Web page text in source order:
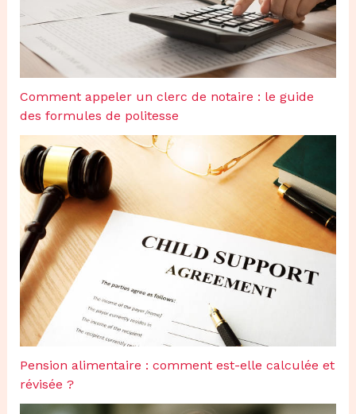
Comment appeler un clerc de notaire : le guide
des formules de politesse
Pension alimentaire : comment est-elle calculée et
révisée ?